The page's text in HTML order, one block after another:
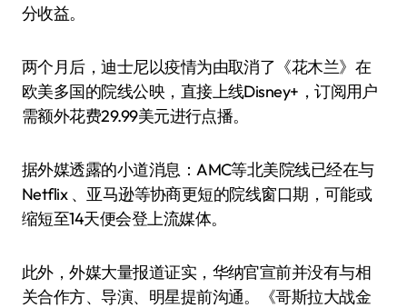
分收益。
两个月后，迪士尼以疫情为由取消了《花木兰》在
欧美多国的院线公映，直接上线Disney+，订阅用户
需额外花费29.99美元进行点播。
据外媒透露的小道消息：AMC等北美院线已经在与
Netflix 、亚马逊等协商更短的院线窗口期，可能或
缩短至14天便会登上流媒体。
此外，外媒大量报道证实，华纳官宣前并没有与相
关合作方、导演、明星提前沟通。《哥斯拉大战金